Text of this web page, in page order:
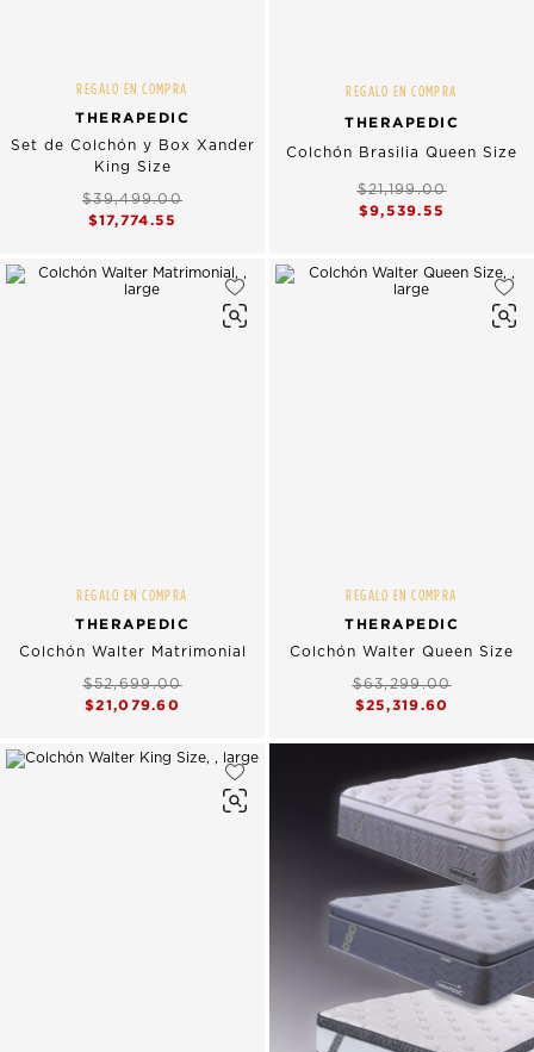
REGALO EN COMPRA
THERAPEDIC
Set de Colchón y Box Xander
King Size
$39,499.00
$17,774.55
REGALO EN COMPRA
THERAPEDIC
Colchón Brasilia Queen Size
$21,199.00
$9,539.55
REGALO EN COMPRA
THERAPEDIC
Colchón Walter Matrimonial
$52,699.00
$21,079.60
REGALO EN COMPRA
THERAPEDIC
Colchón Walter Queen Size
$63,299.00
$25,319.60